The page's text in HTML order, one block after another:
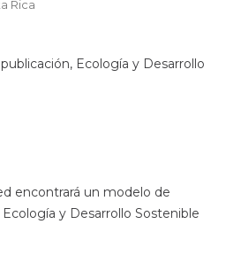
Rica
Ecología y Desarrollo
encontrará un modelo de
y Desarrollo Sostenible